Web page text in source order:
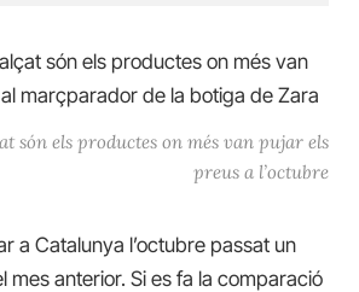
són els productes on més van pujar els
preus a l’octubre
a Catalunya l’octubre passat un
mes anterior. Si es fa la comparació